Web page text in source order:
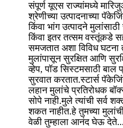
संपूर्ण यूएस राज्यांमध्ये
श्रेणीच्या उत्पादनाच्या
किंवा भांग उत्पादने
किंवा इतर तत्सम वस्तूंकडे
समजतात अशा विविध घटना
मुलांपासून सुरक्षित आणि
व्हेप, पॉड सिस्टमसाठी
सुरवात करतात.स्टार्स
लहान मुलांचे प्रतिरोधक
सोपे नाही.मुले त्यांची सर्व
शकत नाहीत.हे तुमच्या
वेळी तुम्हाला आनंद घेऊ देते...